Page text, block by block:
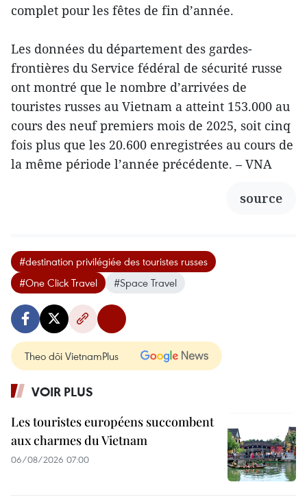
complet pour les fêtes de fin d’année.
Les données du département des gardes-
frontières du Service fédéral de sécurité russe
ont montré que le nombre d’arrivées de
touristes russes au Vietnam a atteint 153.000 au
cours des neuf premiers mois de 2025, soit cinq
fois plus que les 20.600 enregistrées au cours de
la même période l’année précédente. – VNA
source
#destination privilégiée des touristes russes
#One Click Travel
#Space Travel
Theo dõi VietnamPlus
VOIR PLUS
Les touristes européens succombent
aux charmes du Vietnam
06/08/2026 07:00